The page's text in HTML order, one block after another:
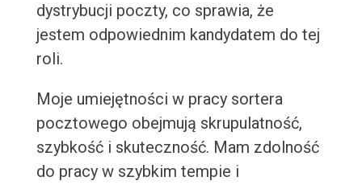
dystrybucji poczty, co sprawia, że
jestem odpowiednim kandydatem do tej
roli.
Moje umiejętności w pracy sortera
pocztowego obejmują skrupulatność,
szybkość i skuteczność. Mam zdolność
do pracy w szybkim tempie i